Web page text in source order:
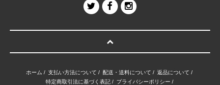
ホーム / 支払い方法について / 配送・送料について / 返品について /
特定商取引法に基づく表記/ プライバシーポリシー /